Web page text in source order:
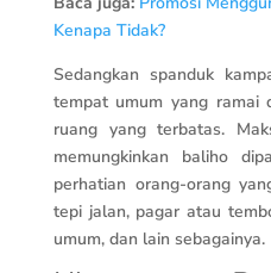
Kenapa Tidak?
Sedangkan spanduk
tempat umum yang ramai
ruang yang terbatas.
memungkinkan baliho
perhatian orang-orang
tepi jalan, pagar atau
umum, dan lain sebagainya.